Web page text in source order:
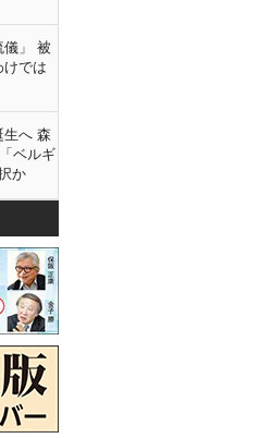
儀」 被
けでは
生へ 森
ベルギ
か